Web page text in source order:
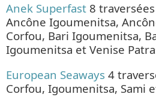
Anek Superfast 8
Ancône Igoumenitsa,
Corfou, Bari Igoumenitsa,
Igoumenitsa et Venise
European Seaways 4
Corfou, Igoumenitsa, Sami